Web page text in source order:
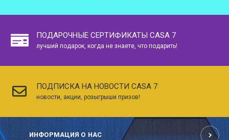
ПОДАРОЧНЫЕ СЕРТИФИКАТЫ CASA 7
лучший подарок, когда не знаете, что подарить!
ПОДПИСКА НА НОВОСТИ CASA 7
новости, акции, розыгрыши призов!
ИНФОРМАЦИЯ О НАС